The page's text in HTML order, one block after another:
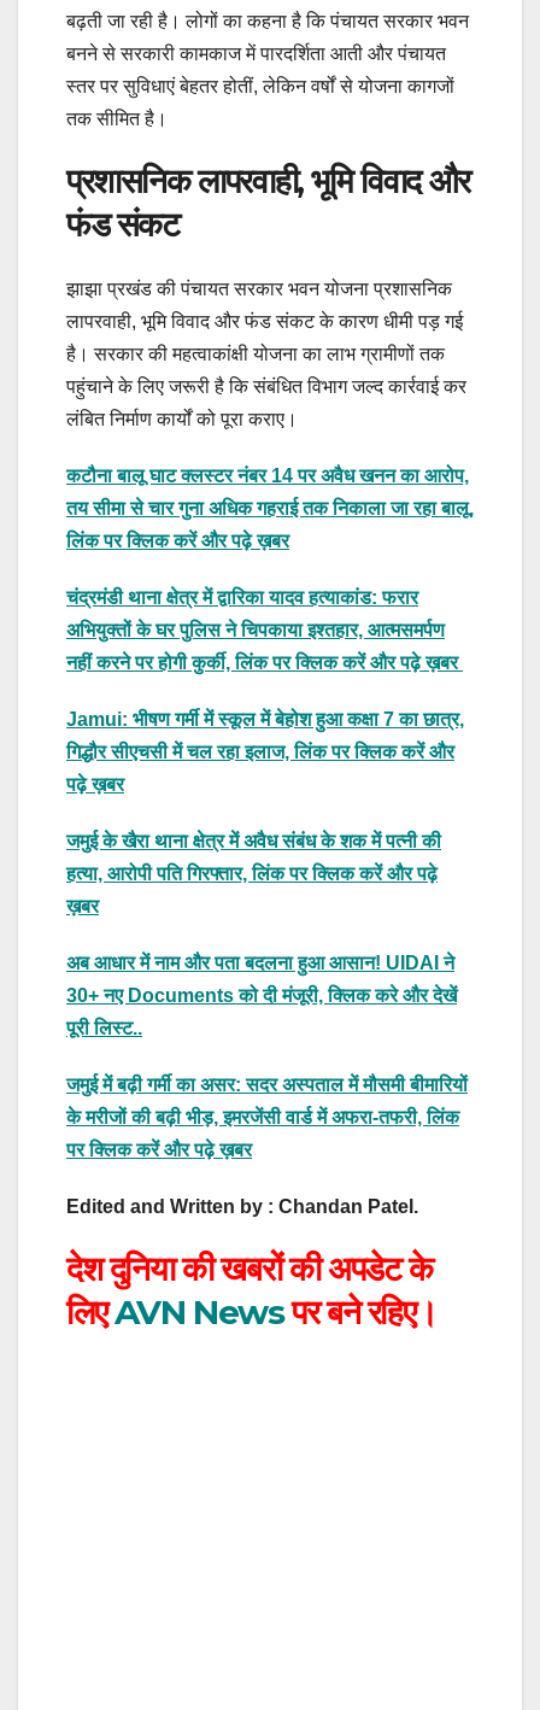
बढ़ती जा रही है। लोगों का कहना है कि पंचायत सरकार भवन
बनने से सरकारी कामकाज में पारदर्शिता आती और पंचायत
स्तर पर सुविधाएं बेहतर होतीं, लेकिन वर्षों से योजना कागजों
तक सीमित है।
प्रशासनिक लापरवाही, भूमि विवाद और
फंड संकट
झाझा प्रखंड की पंचायत सरकार भवन योजना प्रशासनिक
लापरवाही, भूमि विवाद और फंड संकट के कारण धीमी पड़ गई
है। सरकार की महत्वाकांक्षी योजना का लाभ ग्रामीणों तक
पहुंचाने के लिए जरूरी है कि संबंधित विभाग जल्द कार्रवाई कर
लंबित निर्माण कार्यों को पूरा कराए।
कटौना बालू घाट क्लस्टर नंबर 14 पर अवैध खनन का आरोप,
तय सीमा से चार गुना अधिक गहराई तक निकाला जा रहा बालू,
लिंक पर क्लिक करें और पढ़े ख़बर
चंद्रमंडी थाना क्षेत्र में द्वारिका यादव हत्याकांड: फरार
अभियुक्तों के घर पुलिस ने चिपकाया इश्तहार, आत्मसमर्पण
नहीं करने पर होगी कुर्की, लिंक पर क्लिक करें और पढ़े ख़बर
Jamui: भीषण गर्मी में स्कूल में बेहोश हुआ कक्षा 7 का छात्र,
गिद्धौर सीएचसी में चल रहा इलाज, लिंक पर क्लिक करें और
पढ़े ख़बर
जमुई के खैरा थाना क्षेत्र में अवैध संबंध के शक में पत्नी की
हत्या, आरोपी पति गिरफ्तार, लिंक पर क्लिक करें और पढ़े
ख़बर
अब आधार में नाम और पता बदलना हुआ आसान! UIDAI ने
30+ नए Documents को दी मंजूरी, क्लिक करे और देखें
पूरी लिस्ट..
जमुई में बढ़ी गर्मी का असर: सदर अस्पताल में मौसमी बीमारियों
के मरीजों की बढ़ी भीड़, इमरजेंसी वार्ड में अफरा-तफरी, लिंक
पर क्लिक करें और पढ़े ख़बर
Edited and Written by : Chandan Patel.
देश दुनिया की खबरों की अपडेट के
लिएAVN Newsपर बने रहिए।